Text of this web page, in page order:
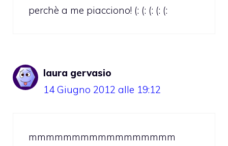
perchè a me piacciono! (: (: (: (: (:
laura gervasio
14 Giugno 2012 alle 19:12
mmmmmmmmmmmmmmmmm